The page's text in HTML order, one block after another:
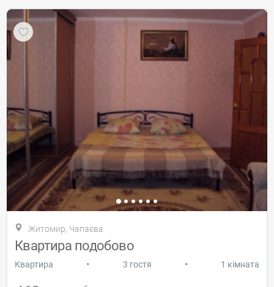
Житомир, Чапаєва
Квартира подобово
Квартира • 3 гостя • 1 кімната